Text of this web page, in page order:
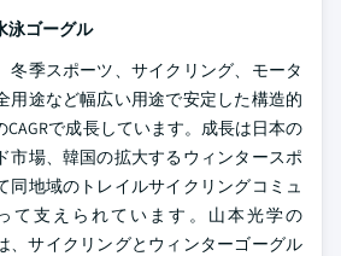
泳ゴーグル
冬季スポーツ、サイクリング、モータ
用途など幅広い用途で安定した構造的
CAGRで成長しています。成長は日本の
市場、韓国の拡大するウィンタースポ
同地域のトレイルサイクリングコミュ
て支えられています。山本光学の
は、サイクリングとウィンターゴーグル